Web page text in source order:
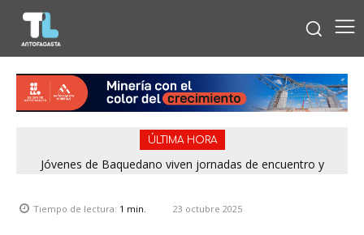
ÚLTIMA HORA
Jóvenes de Baquedano viven jornadas de encuentro y
Tiempo de lectura: 1 min. 23 octubre 2025